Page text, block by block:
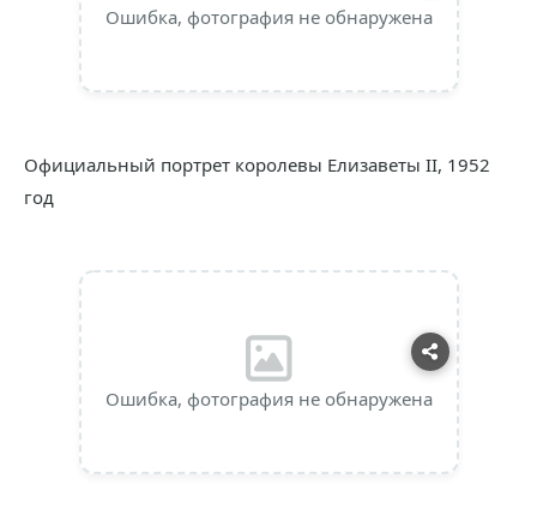
Ошибка, фотография не обнаружена
Официальный портрет королевы Елизаветы II, 1952
год
Ошибка, фотография не обнаружена